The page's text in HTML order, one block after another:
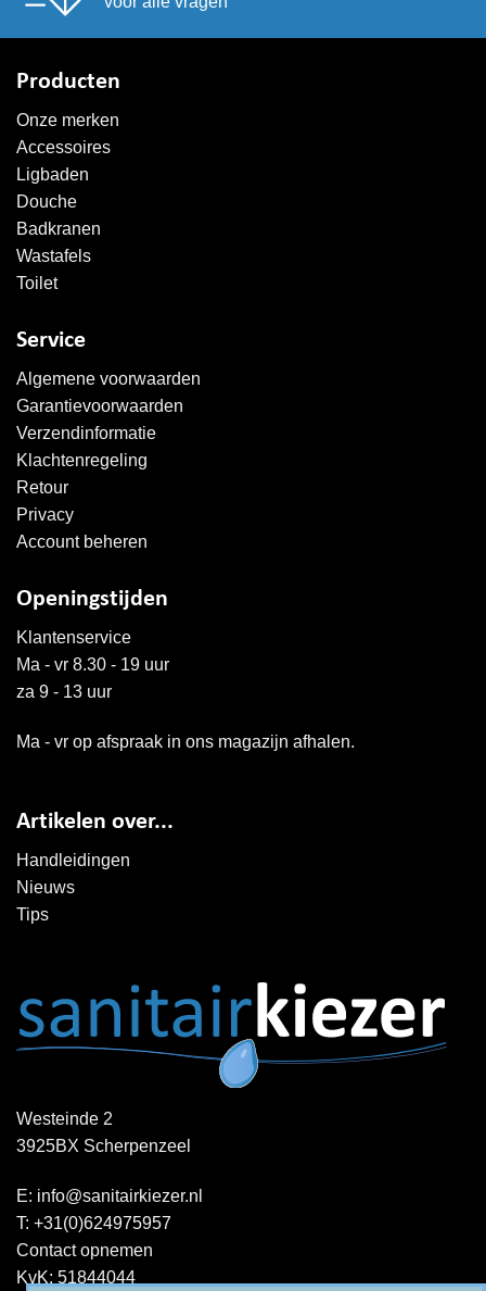
Producten
Onze merken
Accessoires
Ligbaden
Douche
Badkranen
Wastafels
Toilet
Service
Algemene voorwaarden
Garantievoorwaarden
Verzendinformatie
Klachtenregeling
Retour
Privacy
Account beheren
Openingstijden
Klantenservice
Ma - vr 8.30 - 19 uur
za 9 - 13 uur
Ma - vr op afspraak in ons magazijn afhalen.
Artikelen over...
Handleidingen
Nieuws
Tips
Westeinde 2
3925BX Scherpenzeel
E: info@sanitairkiezer.nl
T: +31(0)624975957
Contact opnemen
KvK: 51844044